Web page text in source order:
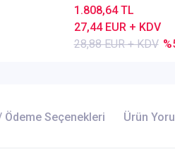
28,88 EUR + KDV
27,44 EUR + KDV
1.808,64 TL
Ödeme Seçenekleri Ürün